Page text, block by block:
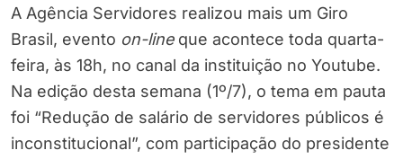
A Agência Servidores realizou mais um Giro
Brasil, evento on-line que acontece toda quarta-
feira, às 18h, no canal da instituição no Youtube.
Na edição desta semana (1º/7), o tema em pauta
foi “Redução de salário de servidores públicos é
inconstitucional”, com participação do presidente